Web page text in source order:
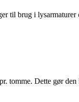
til brug i
tomme. Dette gør